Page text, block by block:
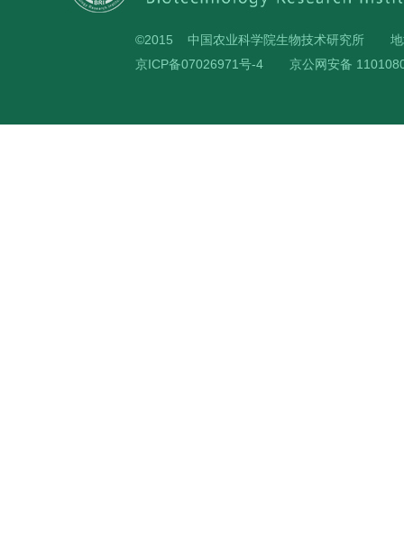
©2015 中国农业科学院生物技术研究所
京ICP备07026971号-4
京公网安备